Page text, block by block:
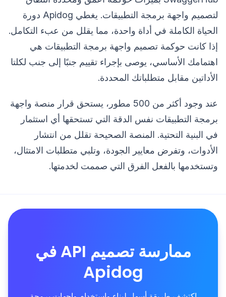
لتصميم واجهة برمجة التطبيقات. يغطي Apidog دورة
الحياة الكاملة في أداة واحدة، مما يقلل من عبء التكامل.
إذا كانت حوكمة تصميم واجهة برمجة التطبيقات هي
اهتمامك الأساسي، يوصى بإجراء تقييم جنبًا إلى جنب لكلتا
الأداتين مقابل متطلباتك المحددة.
عند وجود أكثر من 500 مطور، يستحق قرار منصة واجهة
برمجة التطبيقات نفس الدقة التي تستحقها أي استثمار
في البنية التحتية. المنصة الصحيحة تقلل من انتشار
الأدوات، وتفرض معايير الجودة، وتلبي متطلبات الامتثال،
وتستخدمها بالفعل الفرق التي صممت لخدمتها.
ممارسة تصميم API في
Apidog